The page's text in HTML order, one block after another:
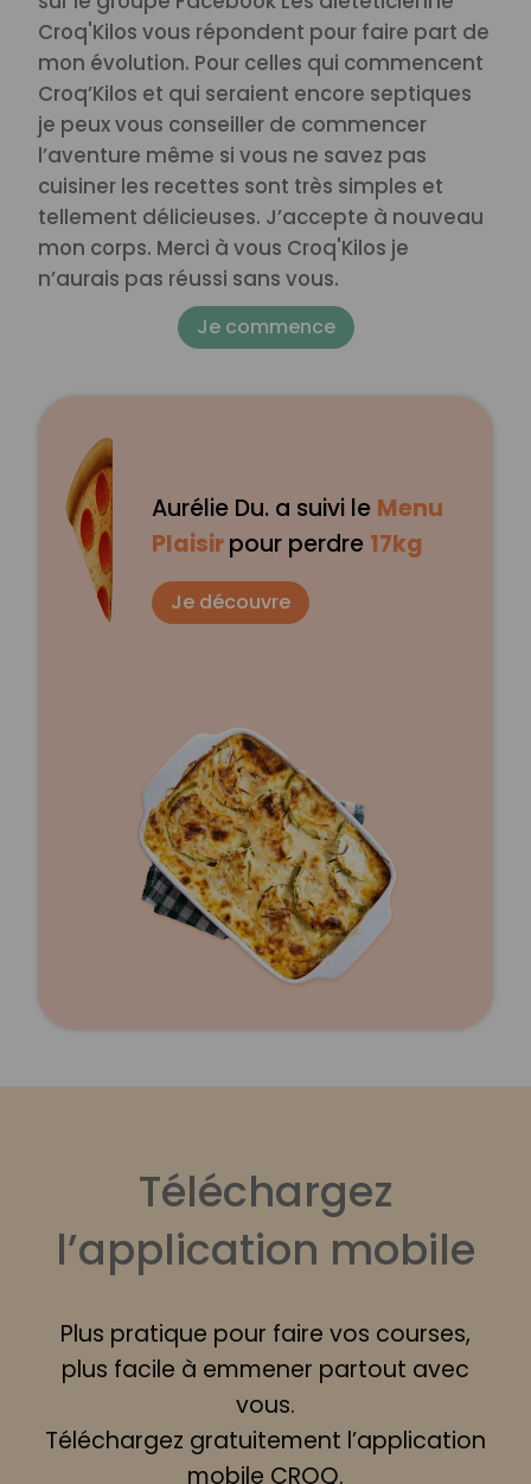
Croq'Kilos vous répondent pour faire part de
mon évolution. Pour celles qui commencent
Croq’Kilos et qui seraient encore septiques
je peux vous conseiller de commencer
l’aventure même si vous ne savez pas
cuisiner les recettes sont très simples et
tellement délicieuses. J’accepte à nouveau
mon corps. Merci à vous Croq'Kilos je
n’aurais pas réussi sans vous.
Je commence
Aurélie Du. a suivi le Menu
Plaisirpour perdre 17kg
Je découvre
Téléchargez
l’application mobile
Plus pratique pour faire vos courses,
plus facile à emmener partout avec
vous.
Téléchargez gratuitement l’application
mobile CROQ.